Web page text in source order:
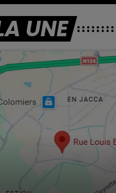
UNE